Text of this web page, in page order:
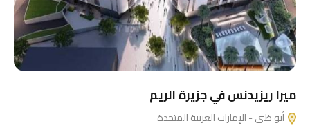
ميرا ريزيدنس في جزيرة الريم
أبو ظبي - الإمارات العربية المتحدة